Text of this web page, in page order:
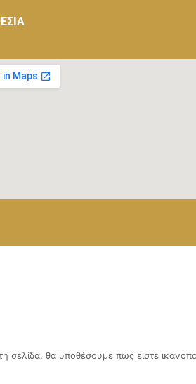
σελίδα, θα υποθέσουμε πως είστε